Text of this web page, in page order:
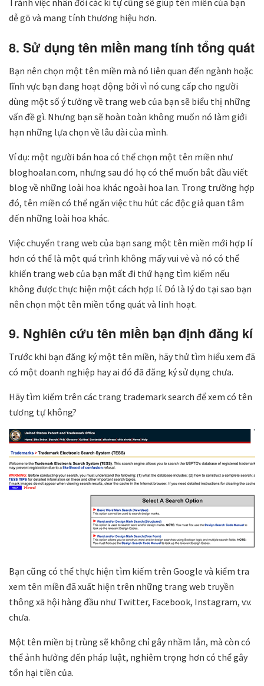
Tránh việc nhân đôi các kí tự cũng sẽ giúp tên miền của bạn
dễ gõ và mang tính thương hiệu hơn.
8. Sử dụng tên miền mang tính tổng quát
Bạn nên chọn một tên miền mà nó liên quan đến ngành hoặc
lĩnh vực bạn đang hoạt động bởi vì nó cung cấp cho người
dùng một số ý tưởng về trang web của bạn sẽ biểu thị những
vấn đề gì. Nhưng bạn sẽ hoàn toàn không muốn nó làm giới
hạn những lựa chọn về lâu dài của mình.
Ví dụ: một người bán hoa có thể chọn một tên miền như
bloghoalan.com, nhưng sau đó họ có thể muốn bắt đầu viết
blog về những loài hoa khác ngoài hoa lan. Trong trường hợp
đó, tên miền có thể ngăn việc thu hút các độc giả quan tâm
đến những loài hoa khác.
Việc chuyển trang web của bạn sang một tên miền mới hợp lí
hơn có thể là một quá trình không mấy vui vẻ và nó có thể
khiến trang web của bạn mất đi thứ hạng tìm kiếm nếu
không được thực hiện một cách hợp lí. Đó là lý do tại sao bạn
nên chọn một tên miền tổng quát và linh hoạt.
9. Nghiên cứu tên miền bạn định đăng kí
Trước khi bạn đăng ký một tên miền, hãy thử tìm hiểu xem đã
có một doanh nghiệp hay ai đó đã đăng ký sử dụng chưa.
Hãy tìm kiếm trên các trang trademark search để xem có tên
tương tự không?
Bạn cũng có thể thực hiện tìm kiếm trên Google và kiểm tra
xem tên miền đã xuất hiện trên những trang web truyền
thông xã hội hàng đầu như Twitter, Facebook, Instagram, v.v.
chưa.
Một tên miền bị trùng sẽ không chỉ gây nhầm lẫn, mà còn có
thể ảnh hưởng đến pháp luật, nghiêm trọng hơn có thể gây
tổn hại tiền của.